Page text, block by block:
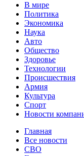
В мире
Политика
Экономика
Наука
Авто
Общество
Здоровье
Технологии
Происшествия
Армия
Культура
Спорт
Новости
Главная
Все новости
СВО